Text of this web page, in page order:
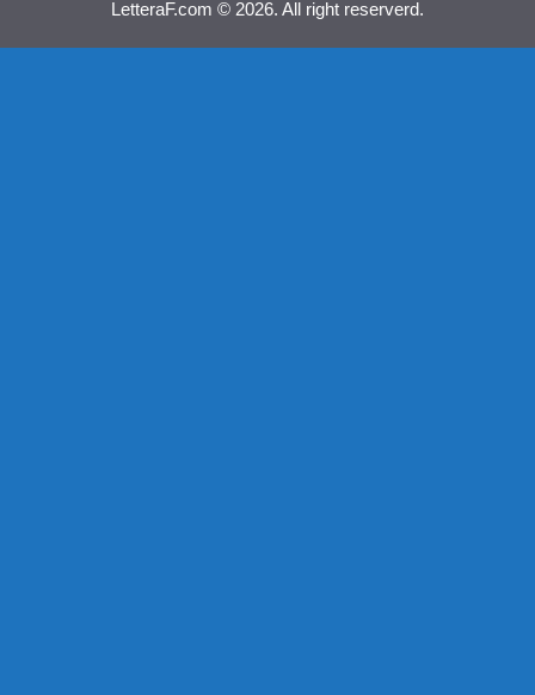
LetteraF.com © 2026. All right reserverd.